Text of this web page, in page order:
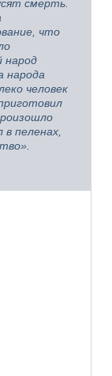
смерть.
что
народ
народа
человек
пеленах,